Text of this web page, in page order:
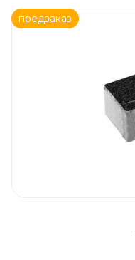
предзаказ